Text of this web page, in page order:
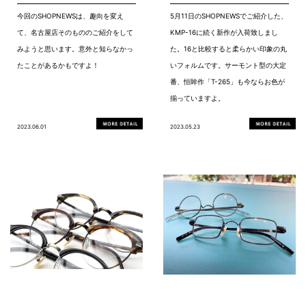
今回のSHOPNEWSは、趣向を変え
て、名古屋店そのもののご紹介をして
みようと思います。意外と知らなかっ
たことがあるかもですよ！
2023.06.01
5月11日のSHOPNEWSでご紹介した、
KMP-16に続く新作が入荷致しまし
た。16と比較すると柔らかい印象の丸
いフォルムです。サーモント型の大定
番、恒眸作「T-265」も今ならお色が
揃っていますよ。
2023.05.23